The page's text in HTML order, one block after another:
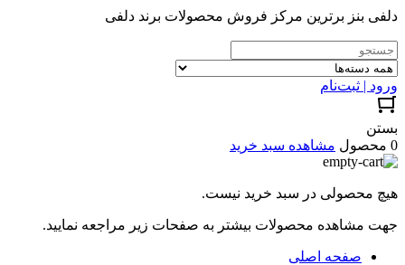
دلفی بنز برترین مرکز فروش محصولات برند دلفی
ورود | ثبت‌نام
بستن
0 محصول
مشاهده سبد خرید
هیچ محصولی در سبد خرید نیست.
جهت مشاهده محصولات بیشتر به صفحات زیر مراجعه نمایید.
صفحه اصلی